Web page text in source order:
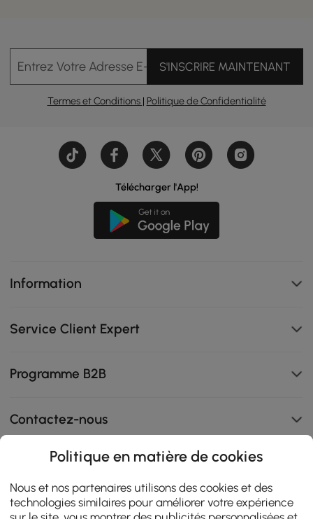
Entrez Votre Adresse E-mailS'INSCRIRE MAINTENANT
Termes et Conditions | Politique de Confidentialité
Télécharger l'App!
Information
Service Client Expert
Programme B2B
Contactez-nous
108K
4.9
star
AVIS CERTIFIÉS
Politique en matière de cookies
Nous et nos partenaires utilisons des cookies et des
technologies similaires pour améliorer votre expérience